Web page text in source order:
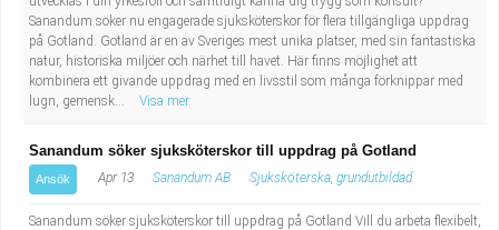
Hälso- och sjukvård
Industriell tillverkning
Kropps- och skönhetsvård
Personlig assistent
Behandlingsassistent/Socialpedagog
Budbilsförare
Sanandum söker nu engagerade sjuksköterskor för flera tillgängliga uppdrag
på Gotland. Gotland är en av Sveriges mest unika platser, med sin fantastiska
natur, historiska miljöer och närhet till havet. Här finns möjlighet att
kombinera ett givande uppdrag med en livsstil som många förknippar med
lugn, gemensk...
Visa mer
Sanandum söker sjuksköterskor till uppdrag på Gotland
Ansök Apr 13 Sanandum AB Sjuksköterska, grundutbildad
Sanandum söker sjuksköterskor till uppdrag på Gotland Vill du arbeta flexibelt,